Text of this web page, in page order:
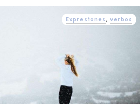
Expresiones , verbos